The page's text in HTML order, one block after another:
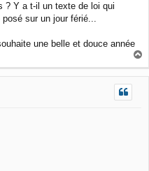
? Y a t-il un texte de loi qui
sur un jour férié...
une belle et douce année
a
u